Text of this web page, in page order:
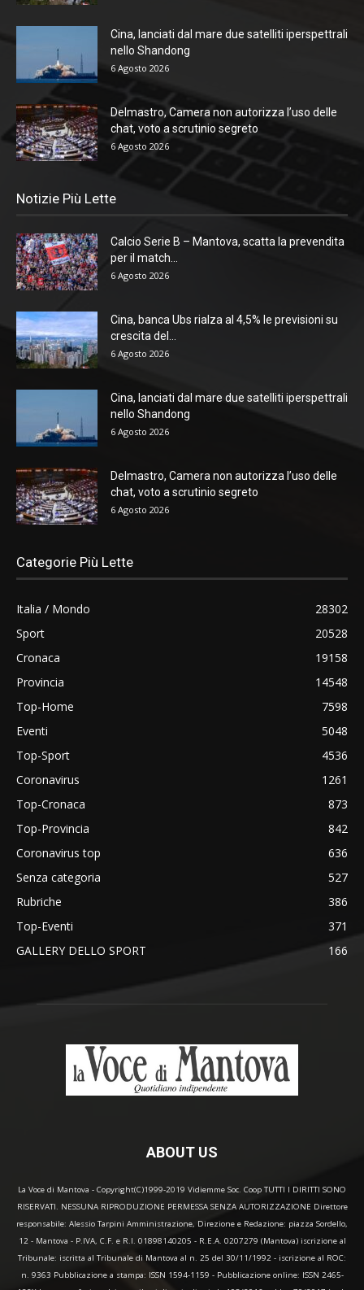
Cina, lanciati dal mare due satelliti iperspettrali
nello Shandong
6 Agosto 2026
Delmastro, Camera non autorizza l’uso delle
chat, voto a scrutinio segreto
6 Agosto 2026
Notizie Più Lette
Calcio Serie B – Mantova, scatta la prevendita
per il match...
6 Agosto 2026
Cina, banca Ubs rialza al 4,5% le previsioni su
crescita del...
6 Agosto 2026
Cina, lanciati dal mare due satelliti iperspettrali
nello Shandong
6 Agosto 2026
Delmastro, Camera non autorizza l’uso delle
chat, voto a scrutinio segreto
6 Agosto 2026
Categorie Più Lette
Italia / Mondo
28302
Sport
20528
Cronaca
19158
Provincia
14548
Top-Home
7598
Eventi
5048
Top-Sport
4536
Coronavirus
1261
Top-Cronaca
873
Top-Provincia
842
Coronavirus top
636
Senza categoria
527
Rubriche
386
Top-Eventi
371
GALLERY DELLO SPORT
166
ABOUT US
La Voce di Mantova - Copyright(C)1999-2019 Vidiemme Soc. Coop TUTTI I DIRITTI SONO
RISERVATI. NESSUNA RIPRODUZIONE PERMESSA SENZA AUTORIZZAZIONE Direttore
responsabile: Alessio Tarpini Amministrazione, Direzione e Redazione: piazza Sordello,
12 - Mantova - P.IVA, C.F. e R.I. 01898140205 - R.E.A. 0207279 (Mantova) iscrizione al
Tribunale: iscritta al Tribunale di Mantova al n. 25 del 30/11/1992 - iscrizione al ROC:
n. 9363 Pubblicazione a stampa: ISSN 1594-1159 - Pubblicazione online: ISSN 2465-